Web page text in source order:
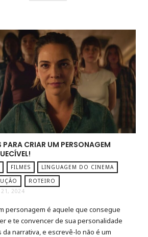
PARA CRIAR UM PERSONAGEM
FILMES
LINGUAGEM DO CINEMA
ROTEIRO
21, 2024
personagem é aquele que consegue
e te convencer de sua personalidade
da narrativa, e escrevê-lo não é um